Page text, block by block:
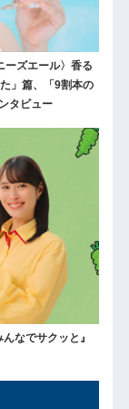
ーズエール〉香る
」篇、「9割本の
タビュー
なでサクッと』